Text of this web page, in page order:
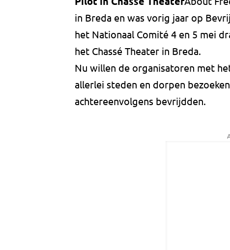
in Breda en was vorig jaar op
het Nationaal Comité 4 en 5 mei
het Chassé Theater in Breda.
Nu willen de organisatoren met
allerlei steden en dorpen
achtereenvolgens bevrijdden.